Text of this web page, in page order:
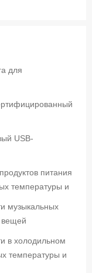
для
USB-
питания
температуры и
музыкальных
вещей
в холодильном
температуры и